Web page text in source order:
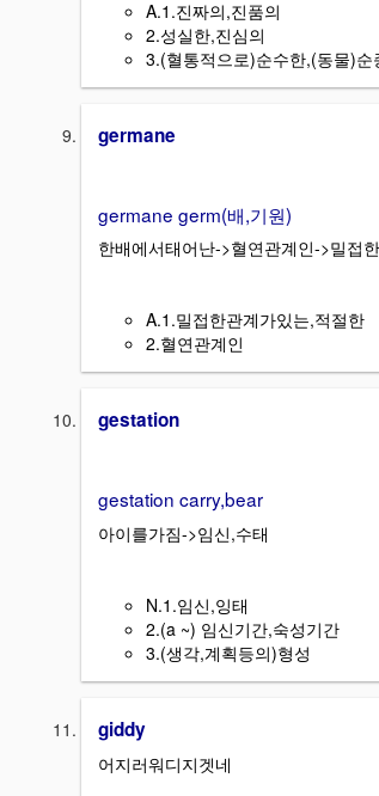
A.1.진짜의,진품의
2.성실한,진심의
3.(혈통적으로)순수한,(동물)순
germane
germane germ(배,기원)
한배에서태어난->혈연관계인->밀접
A.1.밀접한관계가있는,적절한
2.혈연관계인
gestation
gestation carry,bear
아이를가짐->임신,수태
N.1.임신,잉태
2.(a ~) 임신기간,숙성기간
3.(생각,계획등의)형성
giddy
어지러워디지겟네